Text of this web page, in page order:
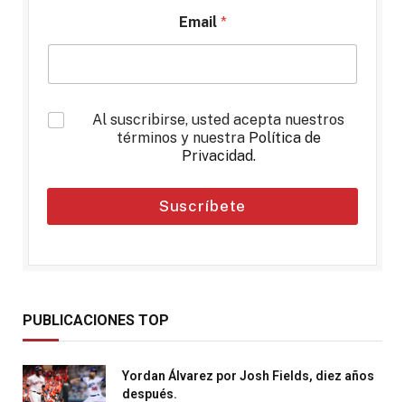
Email *
*
Al suscribirse, usted acepta nuestros
términos y nuestra Política de
Privacidad.
Suscríbete
PUBLICACIONES TOP
Yordan Álvarez por Josh Fields, diez años
después.